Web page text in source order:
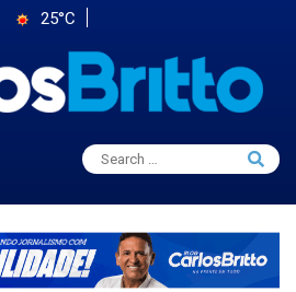
25°C
Search
for:
Search